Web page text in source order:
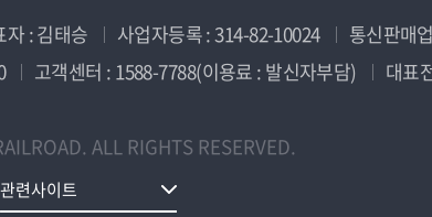
자 : 김태승 사업자등록 : 314-82-10024
통신판매
고객센터 : 1588-7788(이용료 : 발신자부담)
대표
ALL RIGHTS RESERVED.
관련사이트